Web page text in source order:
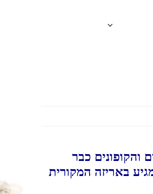
והקופונים כבר
באריזה המקורית